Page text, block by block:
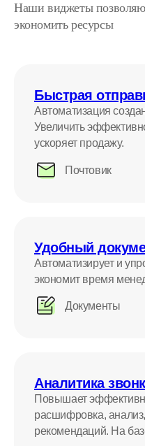
Наши виджеты
экономить ресурсы
Быстрая
Автоматизация
Увеличить
ускоряет продажу.
Почтовик
Удобный
Автоматизирует и
экономит время
Документы
Аналитика
Повышает
расшифровка,
рекомендаций. На